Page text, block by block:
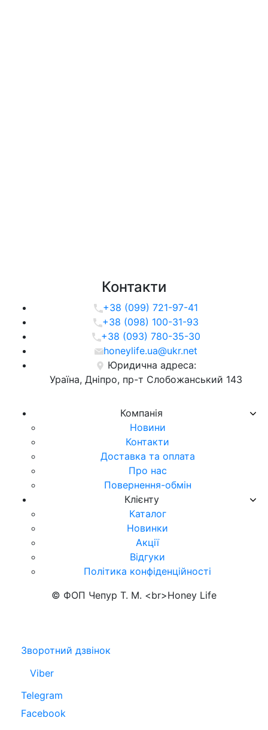
Компанія
Новини
Контакти
Доставка та оплата
Про нас
Повернення-обмін
Клієнту
Каталог
Новинки
Акції
Відгуки
Політика конфіденційності
Контакти
+38 (099) 721-97-41
+38 (098) 100-31-93
+38 (093) 780-35-30
honeylife.ua@ukr.net
Юридична адреса:
Ураїна, Дніпро, пр-т Слобожанський 143
© ФОП Чепур Т. М. <br>Honey Life
Зворотний дзвінок
Viber
Telegram
Facebook